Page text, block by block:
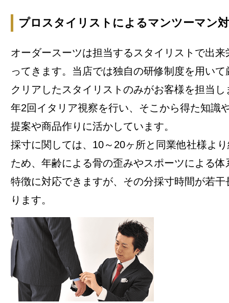
プロスタイリストによるマンツーマン
オーダースーツは担当するスタイリストで出
ってきます。当店では独自の研修制度を用い
クリアしたスタイリストのみがお客様を担当し
年2回イタリア視察を行い、そこから得た知識
提案や商品作りに活かしています。
採寸に関しては、10～20ヶ所と同業他社様よ
ため、年齢による骨の歪みやスポーツによる
特徴に対応できますが、その分採寸時間が若
ります。